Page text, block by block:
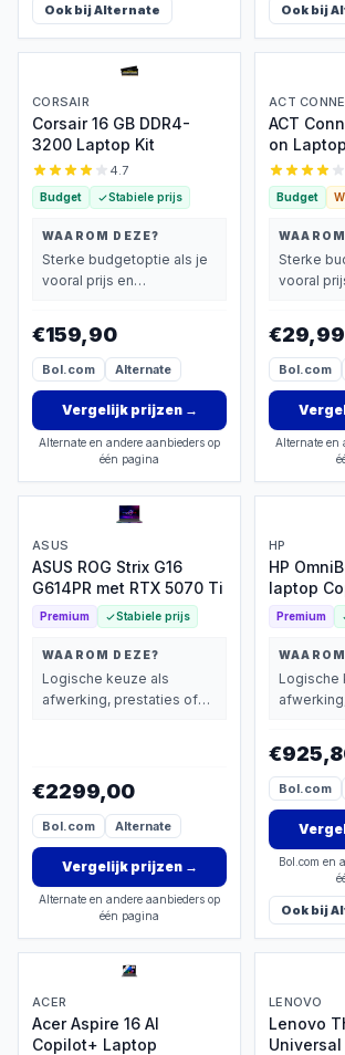
Ook bijAlternate Ook bij
CORSAIR
Corsair 16 GB DDR4-
3200 Laptop Kit
4.7
Budget Stabiele prijs
WAAROM DEZE?
Sterke budgetoptie als je
vooral prijs en
€159,90
Bol.com Alternate
Vergelijk prijzen→
Alternate en andere aanbieders op
één pagina
ACT
ACT
on
Budget
Sterke
vooral
€29,99
Bol.com
Alternate en
ASUS
ASUS ROG Strix G16
G614PR met RTX 5070 Ti
Premium Stabiele prijs
WAAROM DEZE?
Logische keuze als
afwerking, prestaties of
€2299,00
Bol.com Alternate
Vergelijk prijzen→
Alternate en andere aanbieders op
één pagina
HP
HP
laptop
Premium
Logische
Bol.com
Bol.com en
Ook bij
ACER
Acer Aspire 16 AI
Copilot+ Laptop
LENOVO
Lenovo